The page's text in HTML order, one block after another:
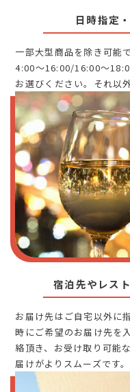
日時指定
一部大型商品を除き可能
4:00～16:00/16:00～
お選びください。それ以
宿泊先やレス
お届け先はご自宅以外に
時にご希望のお届け先を
絡頂き、お受け取り可能
届けがよりスムーズです。